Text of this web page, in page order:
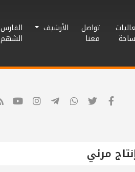
تواصل
معنا
الأرشيف الفارس
الشهم 3
مرئي